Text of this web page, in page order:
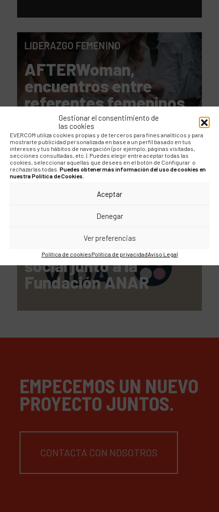
Gestionar el consentimiento de
las cookies
EVERCOM utiliza cookies propias y de terceros para fines analíticos y para
mostrarte publicidad personalizada en base a un perfil basado en tus
intereses y tus hábitos de navegación (por ejemplo, páginas visitadas,
secciones consultadas, etc.). Puedes elegir entre aceptar todas las
cookies, seleccionar aquellas que desees en el botón de Configurar o
rechazarlas todas. Puedes obtener más información del uso de cookies en
nuestra Política de Cookies.
Aceptar
Denegar
Ver preferencias
Política de cookiesPolítica de privacidadAviso Legal
LIDERAZGO FEMENINO
AFTERWoman,
encuentros entre
referentes femeninos
evercom presenta “El
papel de tu vida”, una
campaña de impacto
social junto a la
Fundación ANAR
EMPECEMOS UN NUEVO
PROYECTO JUNTOS.
CONTACTA CON NOSOTROS